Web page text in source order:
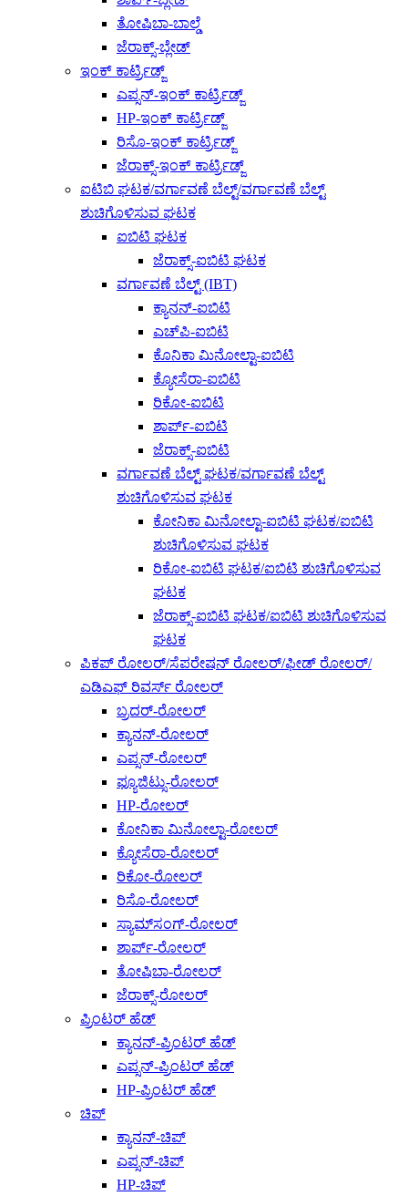
ತೋಷಿಬಾ-ಬಾಲ್ಡೆ
ಜೆರಾಕ್ಸ್-ಬ್ಲೇಡ್
ಇಂಕ್ ಕಾರ್ಟ್ರಿಡ್ಜ್
ಎಪ್ಸನ್-ಇಂಕ್ ಕಾರ್ಟ್ರಿಡ್ಜ್
HP-ಇಂಕ್ ಕಾರ್ಟ್ರಿಡ್ಜ್
ರಿಸೊ-ಇಂಕ್ ಕಾರ್ಟ್ರಿಡ್ಜ್
ಜೆರಾಕ್ಸ್-ಇಂಕ್ ಕಾರ್ಟ್ರಿಡ್ಜ್
ಐಟಿಬಿ ಘಟಕ/ವರ್ಗಾವಣೆ ಬೆಲ್ಟ್/ವರ್ಗಾವಣೆ ಬೆಲ್ಟ್
ಶುಚಿಗೊಳಿಸುವ ಘಟಕ
ಐಬಿಟಿ ಘಟಕ
ಜೆರಾಕ್ಸ್-ಐಬಿಟಿ ಘಟಕ
ವರ್ಗಾವಣೆ ಬೆಲ್ಟ್ (IBT)
ಕ್ಯಾನನ್-ಐಬಿಟಿ
ಎಚ್‌ಪಿ-ಐಬಿಟಿ
ಕೊನಿಕಾ ಮಿನೋಲ್ಟಾ-ಐಬಿಟಿ
ಕ್ಯೋಸೆರಾ-ಐಬಿಟಿ
ರಿಕೋ-ಐಬಿಟಿ
ಶಾರ್ಪ್-ಐಬಿಟಿ
ಜೆರಾಕ್ಸ್-ಐಬಿಟಿ
ವರ್ಗಾವಣೆ ಬೆಲ್ಟ್ ಘಟಕ/ವರ್ಗಾವಣೆ ಬೆಲ್ಟ್
ಶುಚಿಗೊಳಿಸುವ ಘಟಕ
ಕೋನಿಕಾ ಮಿನೋಲ್ಟಾ-ಐಬಿಟಿ ಘಟಕ/ಐಬಿಟಿ
ಶುಚಿಗೊಳಿಸುವ ಘಟಕ
ರಿಕೋ-ಐಬಿಟಿ ಘಟಕ/ಐಬಿಟಿ ಶುಚಿಗೊಳಿಸುವ
ಘಟಕ
ಜೆರಾಕ್ಸ್-ಐಬಿಟಿ ಘಟಕ/ಐಬಿಟಿ ಶುಚಿಗೊಳಿಸುವ
ಘಟಕ
ಪಿಕಪ್ ರೋಲರ್/ಸೆಪರೇಷನ್ ರೋಲರ್/ಫೀಡ್ ರೋಲರ್/
ಎಡಿಎಫ್ ರಿವರ್ಸ್ ರೋಲರ್
ಬ್ರದರ್-ರೋಲರ್
ಕ್ಯಾನನ್-ರೋಲರ್
ಎಪ್ಸನ್-ರೋಲರ್
ಫ್ಯೂಜಿಟ್ಸು-ರೋಲರ್
HP-ರೋಲರ್
ಕೋನಿಕಾ ಮಿನೋಲ್ಟಾ-ರೋಲರ್
ಕ್ಯೋಸೆರಾ-ರೋಲರ್
ರಿಕೋ-ರೋಲರ್
ರಿಸೊ-ರೋಲರ್
ಸ್ಯಾಮ್‌ಸಂಗ್-ರೋಲರ್
ಶಾರ್ಪ್-ರೋಲರ್
ತೋಷಿಬಾ-ರೋಲರ್
ಜೆರಾಕ್ಸ್-ರೋಲರ್
ಪ್ರಿಂಟರ್ ಹೆಡ್
ಕ್ಯಾನನ್-ಪ್ರಿಂಟರ್ ಹೆಡ್
ಎಪ್ಸನ್-ಪ್ರಿಂಟರ್ ಹೆಡ್
HP-ಪ್ರಿಂಟರ್ ಹೆಡ್
ಚಿಪ್
ಕ್ಯಾನನ್-ಚಿಪ್
ಎಪ್ಸನ್-ಚಿಪ್
HP-ಚಿಪ್